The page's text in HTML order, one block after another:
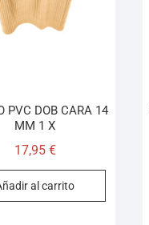
PVC DOB CARA 14
MM 1 X
17,95 €
al carrito